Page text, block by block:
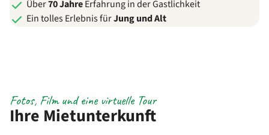
Über70 JahreErfahrung in der Gastlichkeit
Ein tolles Erlebnis fürJung und Alt
Ihre Mietunterkunft
Fotos, Film und eine virtuelle Tour